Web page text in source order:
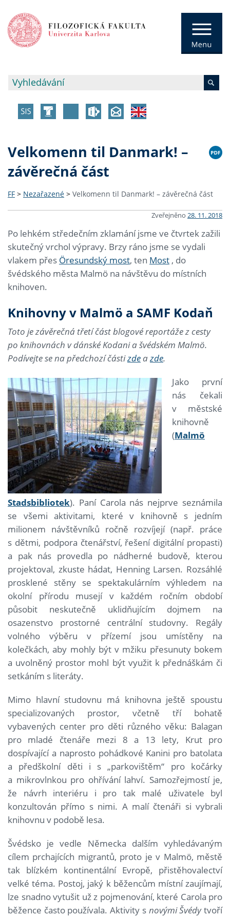
Velkomenn til Danmark! –
závěrečná část
FF > Nezařazené > Velkomenn til Danmark! – závěrečná část
Zveřejněno 28. 11. 2018
Po lehkém středečním zklamání jsme ve čtvrtek zažili
skutečný vrchol výpravy. Brzy ráno jsme se vydali
vlakem přes Öresundský most, ten Most , do
švédského města Malmö na návštěvu do místních
knihoven.
Knihovny v Malmö a SAMF Kodaň
Toto je závěrečná třetí část blogové reportáže z cesty
po knihovnách v dánské Kodani a švédském Malmö.
Podívejte se na předchozí částizdeazde.
Jako první
nás čekali
v městské
knihovně
(Malmö
Stadsbibliotek). Paní Carola nás nejprve seznámila
se všemi aktivitami, které v knihovně s jedním
milionem návštěvníků ročně rozvíjejí (např. práce
s dětmi, podpora čtenářství, řešení digitální propasti)
a pak nás provedla po nádherné budově, kterou
projektoval, zkuste hádat, Henning Larsen. Rozsáhlé
prosklené stěny se spektakulárním výhledem na
okolní přírodu musejí v každém ročním období
působit neskutečně uklidňujícím dojmem na
osazenstvo prostorné centrální studovny. Regály
volného výběru v přízemí jsou umístěny na
kolečkách, aby mohly být v mžiku přesunuty bokem
a uvolněný prostor mohl být využit k přednáškám či
setkáním s literáty.
Mimo hlavní studovnu má knihovna ještě spoustu
specializovaných prostor, včetně tří bohatě
vybavených center pro děti různého věku: Balagan
pro mladé čtenáře mezi 8 a 13 lety, Krut pro
dospívající a naprosto pohádkové Kanini pro batolata
a předškolní děti i s „parkovištěm“ pro kočárky
a mikrovlnkou pro ohřívání lahví. Samozřejmostí je,
že návrh interiéru i pro tak malé uživatele byl
konzultován přímo s nimi. A malí čtenáři si vybrali
knihovnu v podobě lesa.
Švédsko je vedle Německa dalším vyhledávaným
cílem prchajících migrantů, proto je v Malmö, městě
tak blízkém kontinentální Evropě, přistěhovalectví
velké téma. Postoj, jaký k běžencům místní zaujímají,
lze snadno vytušit už z pojmenování, které Carola pro
běžence často používala. Aktivity s novými Švédytvoří